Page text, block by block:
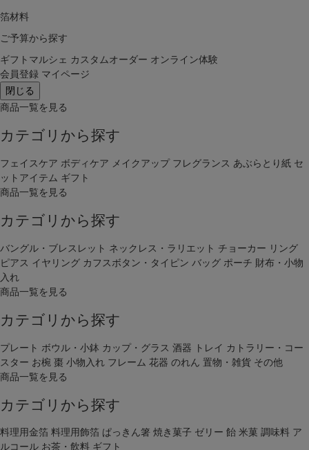
箔材料
ご予算から探す
ギフトマルシェ カスタムオーダー オンライン体験
会員登録 マイページ
閉じる
商品一覧を見る
カテゴリから探す
フェイスケア ボディケア メイクアップ フレグランス あぶらとり紙 セ
ットアイテム ギフト
商品一覧を見る
カテゴリから探す
バングル・ブレスレット ネックレス・ラリエット チョーカー リング
ピアス イヤリング カフスボタン・タイピン バッグ ポーチ 財布・小物
入れ
商品一覧を見る
カテゴリから探す
プレート ボウル・小鉢 カップ・グラス 酒器 トレイ カトラリー・コー
スター お椀 棗 小物入れ フレーム 花器 のれん 置物・雑貨 その他
商品一覧を見る
カテゴリから探す
料理用金箔 料理用飾箔 ぱっきん箸 焼き菓子 ゼリー 飴 米菓 調味料 ア
ルコール お茶・飲料 ギフト